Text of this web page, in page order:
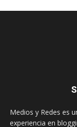
Medios y Redes es
experiencia en